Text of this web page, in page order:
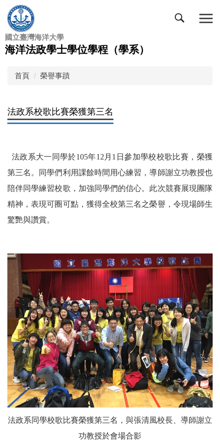
跳
到
主
要
內
國立臺灣海洋大學
海洋法政學士學位學程（學系）
首頁 榮譽事蹟
法政系校歌比賽榮獲第三名
法政系大一同學於105年12 月 1 日參加學校校歌比賽，榮獲
第三名。同學們利用課餘時間用心練習，導師謝立功教授也
陪伴同學練習校歌，加強同學們的信心。此次競賽展現團隊
精神，表現可圈可點，獲得全校第三名之榮譽，令現場師生
驚艷與讚賞。
法政系同學校歌比賽榮獲第三名，與張清風校長、導師謝立
功教授於會場合影